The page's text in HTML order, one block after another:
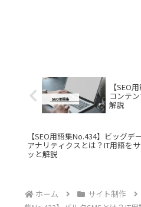
【SEO
コンテ
解説
【SEO用語集No.434】ビッグデ
アナリティクスとは？IT用語を
ッと解説
ホーム サイト制作